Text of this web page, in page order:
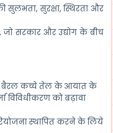
सुलभता, सुरक्षा, स्थिरता और
जो सरकार और उद्योग के बीच
बैरल कच्चे तेल के आयात के
विविधीकरण को बढ़ावा
स्थापित करने के लिये